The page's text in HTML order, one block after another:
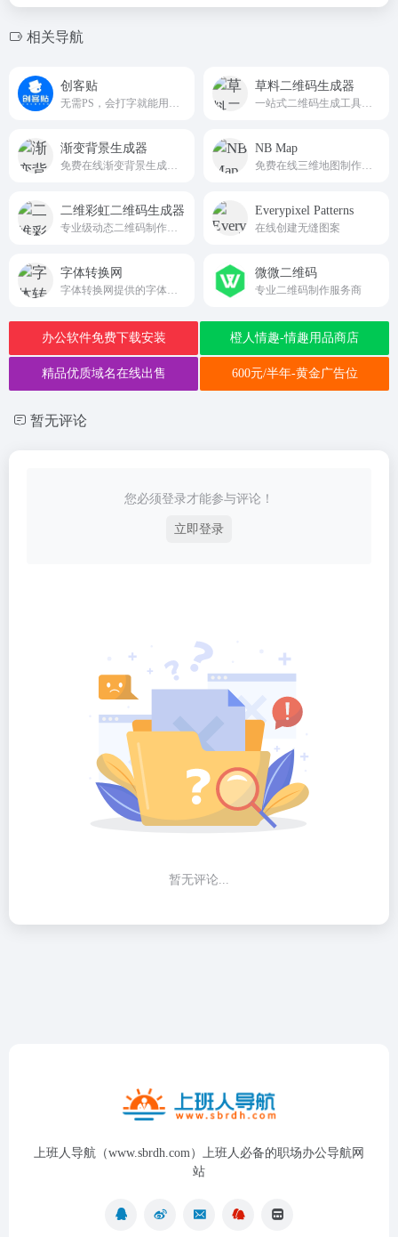
相关导航
创客贴 草料二维码生成器
渐变背景生成器 NB Map
二维彩虹二维码生成器 Everypixel Patterns
在线创建无缝图案
字体转换网 微微二维码
专业二维码制作服务商
办公软件免费下载安装 橙人情趣-情趣用品商店
精品优质域名在线出售 600元/半年-黄金广告位
暂无评论
您必须登录才能参与评论！
立即登录
暂无评论...
上班人导航（www.sbrdh.com）上班人必备的职场办公导航网
站